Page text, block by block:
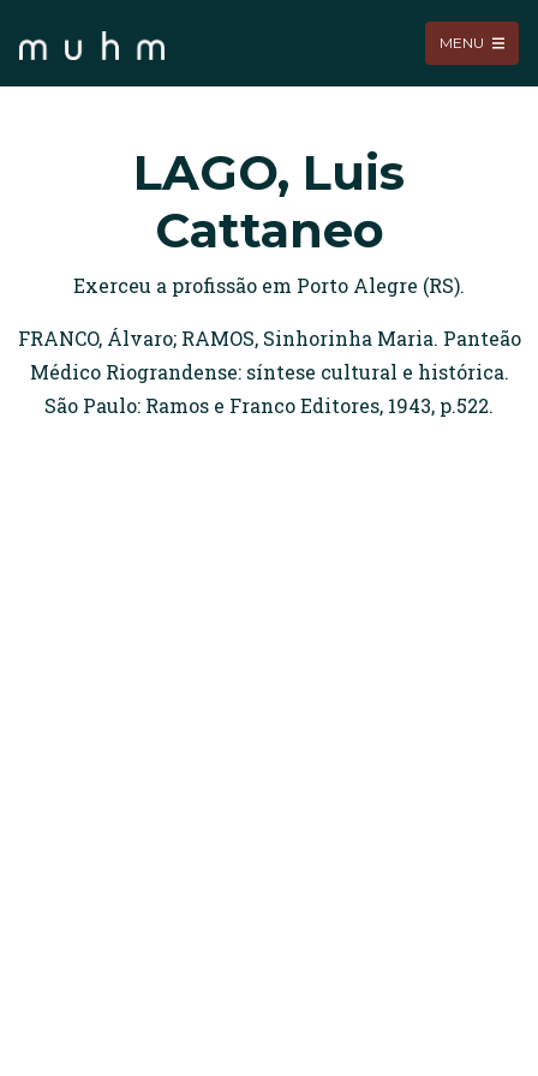
MENU
LAGO, Luis
Cattaneo
Exerceu a profissão em Porto Alegre (RS).
FRANCO, Álvaro; RAMOS, Sinhorinha Maria. Panteão
Médico Riograndense: síntese cultural e histórica.
São Paulo: Ramos e Franco Editores, 1943, p.522.